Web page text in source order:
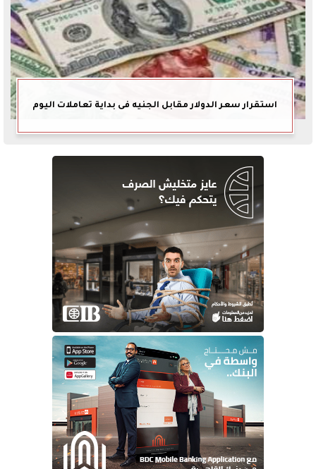
استقرار سعر الدولار مقابل الجنيه فى بداية تعاملات اليوم